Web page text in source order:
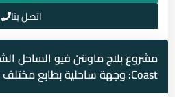
اتصل بنا
Coast: وجهة ساحلية بطابع مختلف على البحر المتوسط